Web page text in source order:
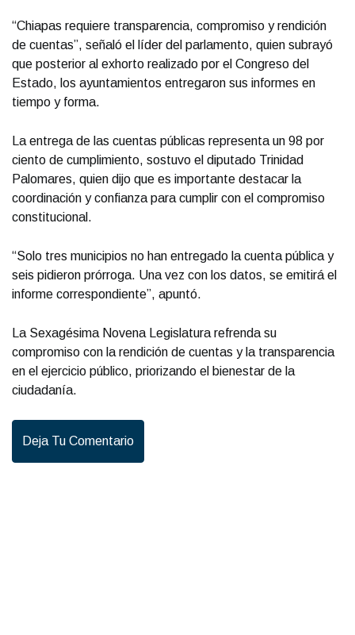
“Chiapas requiere transparencia, compromiso y rendición
de cuentas”, señaló el líder del parlamento, quien subrayó
que posterior al exhorto realizado por el Congreso del
Estado, los ayuntamientos entregaron sus informes en
tiempo y forma.
La entrega de las cuentas públicas representa un 98 por
ciento de cumplimiento, sostuvo el diputado Trinidad
Palomares, quien dijo que es importante destacar la
coordinación y confianza para cumplir con el compromiso
constitucional.
“Solo tres municipios no han entregado la cuenta pública y
seis pidieron prórroga. Una vez con los datos, se emitirá el
informe correspondiente”, apuntó.
La Sexagésima Novena Legislatura refrenda su
compromiso con la rendición de cuentas y la transparencia
en el ejercicio público, priorizando el bienestar de la
ciudadanía.
Deja Tu Comentario